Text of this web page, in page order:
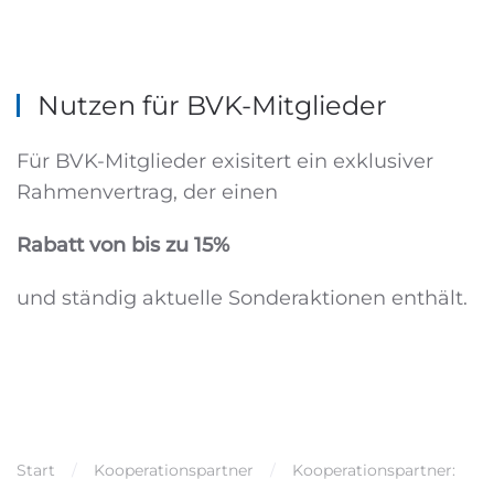
Nutzen für BVK-Mitglieder
Für BVK-Mitglieder exisitert ein exklusiver
Rahmenvertrag, der einen
Rabatt von bis zu 15%
und ständig aktuelle Sonderaktionen enthält.
Start Kooperationspartner Kooperationspartner: